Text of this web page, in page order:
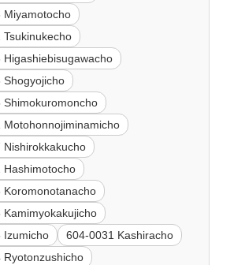
Miyamotocho
Higashiebisugawacho
Shogyojicho
Shimokuromoncho
Motohonnojiminamicho
Nishirokkakucho
Hashimotocho
Koromonotanacho
Kamimyokakujicho
Izumicho
604-0031 Kashiracho
Ryotonzushicho